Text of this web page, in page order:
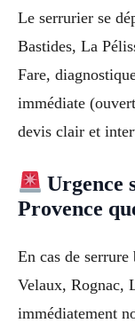
Le serrurier se
Bastides, La
Fare,
immédiate
devis clair et
Urgence
Provence
En cas de
Velaux, Rognac,
immédiatement